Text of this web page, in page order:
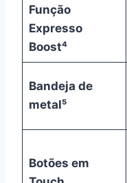
Função
Expresso
Boost⁴
Bandeja de
metal⁵
Botões em